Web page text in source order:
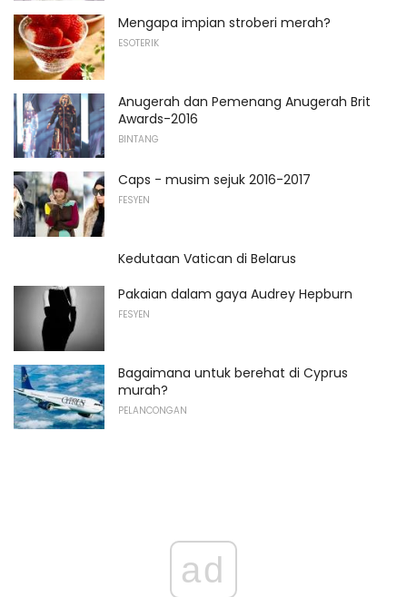
Mengapa impian stroberi merah?
ESOTERIK
Anugerah dan Pemenang Anugerah Brit
Awards-2016
BINTANG
Caps - musim sejuk 2016-2017
FESYEN
Kedutaan Vatican di Belarus
Pakaian dalam gaya Audrey Hepburn
FESYEN
Bagaimana untuk berehat di Cyprus
murah?
PELANCONGAN
ad